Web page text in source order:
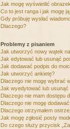
Jak mogę wyświetlić
Co to jest ranga i jak mogę
Gdy próbuję wysłać
Dlaczego?
Problemy z pisaniem
Jak utworzyć nowy wątek
Jak edytować lub usunąć
Jak dodawać podpis do
Jak utworzyć ankietę?
Dlaczego nie mogę wybrać
Jak wyedytować lub usunąć
Dlaczego nie mam dostępu
Dlaczego nie mogę
Dlaczego otrzymałem
Jak mogę zgłosić posty
Do czego służy przycisk